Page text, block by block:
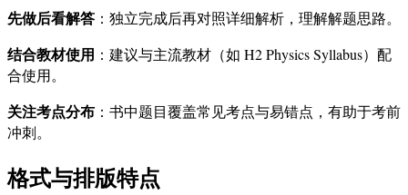
先做后看解答 ：独立完成后再对照详细解析，理解解题思路。
结合教材使用 ：建议与主流教材（如 H2 Physics Syllabus）配
合使用。
关注考点分布 ：书中题目覆盖常见考点与易错点，有助于考前
冲刺。
格式与排版特点